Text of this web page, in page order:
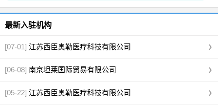
最新入驻机构
[07-01] 江苏西臣奥勒医疗科技有限公司
[06-08] 南京坦莱国际贸易有限公司
[05-22] 江苏西臣奥勒医疗科技有限公司